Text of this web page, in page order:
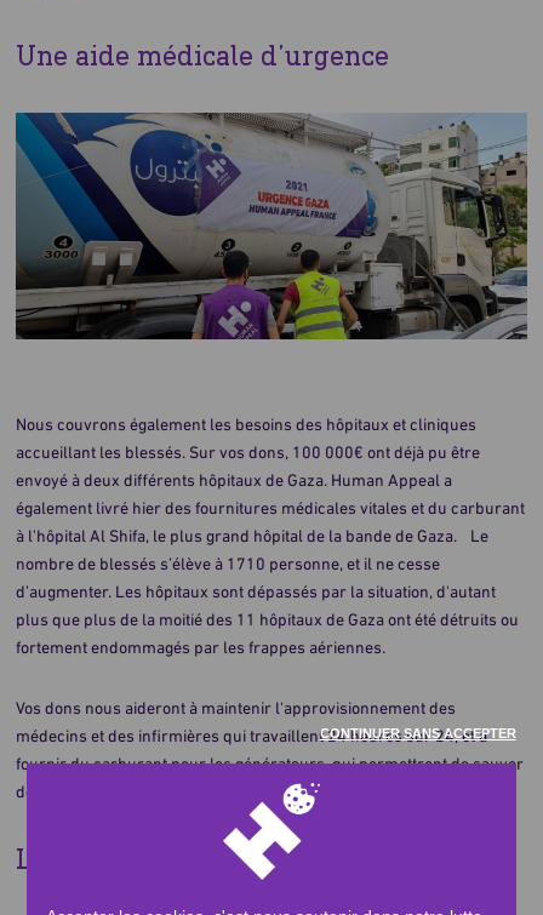
CONTINUER SANS ACCEPTER
Une aide médicale d’urgence
Nous couvrons également les besoins des hôpitaux et cliniques
accueillant les blessés. Sur vos dons, 100 000€ ont déjà pu être
envoyé à deux différents hôpitaux de Gaza. Human Appeal a
également livré hier des fournitures médicales vitales et du carburant
à l'hôpital Al Shifa, le plus grand hôpital de la bande de Gaza. Le
nombre de blessés s’élève à 1710 personne, et il ne cesse
d’augmenter. Les hôpitaux sont dépassés par la situation, d'autant
plus que plus de la moitié des 11 hôpitaux de Gaza ont été détruits ou
fortement endommagés par les frappes aériennes.
Vos dons nous aideront à maintenir l'approvisionnement des
médecins et des infirmières qui travaillent 24 heures sur 24, et à
fournir du carburant pour les générateurs, qui permettront de sauver
des vies lors des fréquentes coupures de courant.
La crise frappe toujours à Gaza